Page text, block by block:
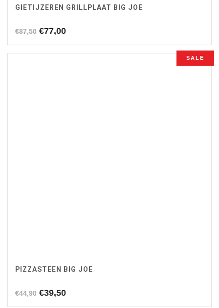
GIETIJZEREN GRILLPLAAT BIG JOE
€87,50 Oorspronkelijke
was:
€77,00Huidige
is:
SALE
PIZZASTEEN BIG JOE
€44,90 Oorspronkelijke
€39,50Huidige